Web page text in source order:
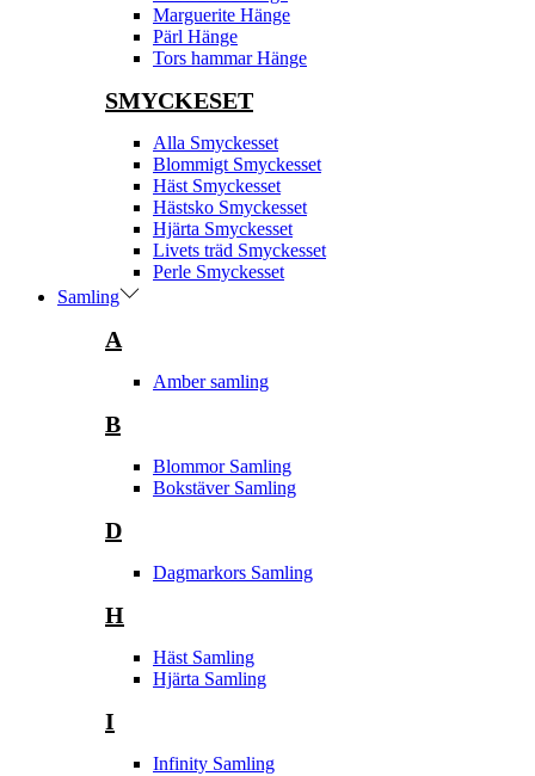
Marguerite Hänge
Pärl Hänge
Tors hammar Hänge
SMYCKESET
Alla Smyckesset
Blommigt Smyckesset
Häst Smyckesset
Hästsko Smyckesset
Hjärta Smyckesset
Livets träd Smyckesset
Perle Smyckesset
Samling
A
Amber samling
B
Blommor Samling
Bokstäver Samling
D
Dagmarkors Samling
H
Häst Samling
Hjärta Samling
I
Infinity Samling